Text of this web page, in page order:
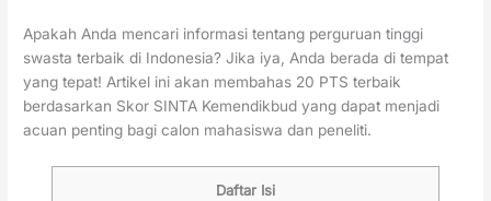
Apakah Anda mencari informasi tentang perguruan tinggi
swasta terbaik di Indonesia? Jika iya, Anda berada di tempat
yang tepat! Artikel ini akan membahas 20 PTS terbaik
berdasarkan Skor SINTA Kemendikbud yang dapat menjadi
acuan penting bagi calon mahasiswa dan peneliti.
Daftar Isi